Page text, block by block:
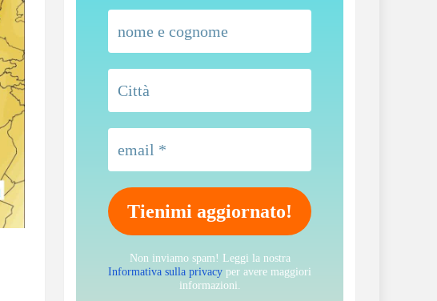
Non inviamo spam! Leggi la nostra
Informativa sulla privacy per avere maggiori
informazioni.